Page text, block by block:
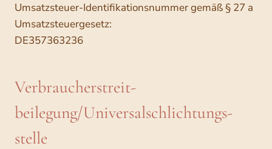
Umsatzsteuer-Identifikationsnummer gemäß § 27 a
Umsatzsteuergesetz:
DE357363236
Verbraucher­streit­
beilegung/Universal­schlichtungs­
stelle